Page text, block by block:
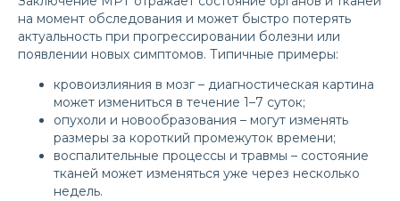
на момент обследования и может быстро потерять
актуальность при прогрессировании болезни или
появлении новых симптомов. Типичные примеры:
кровоизлияния в мозг – диагностическая картина
может измениться в течение 1–7 суток;
опухоли и новообразования – могут изменять
размеры за короткий промежуток времени;
воспалительные процессы и травмы – состояние
тканей может изменяться уже через несколько
недель.